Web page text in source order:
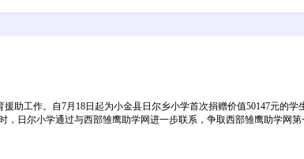
工作。自7月18日起为小金县日尔乡小学首次捐赠价值50147元的
日尔小学通过与西部雏鹰助学网进一步联系，争取西部雏鹰助学网